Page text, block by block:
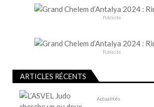
Publicité
Publicité
ARTICLES RÉCENTS
Actualités